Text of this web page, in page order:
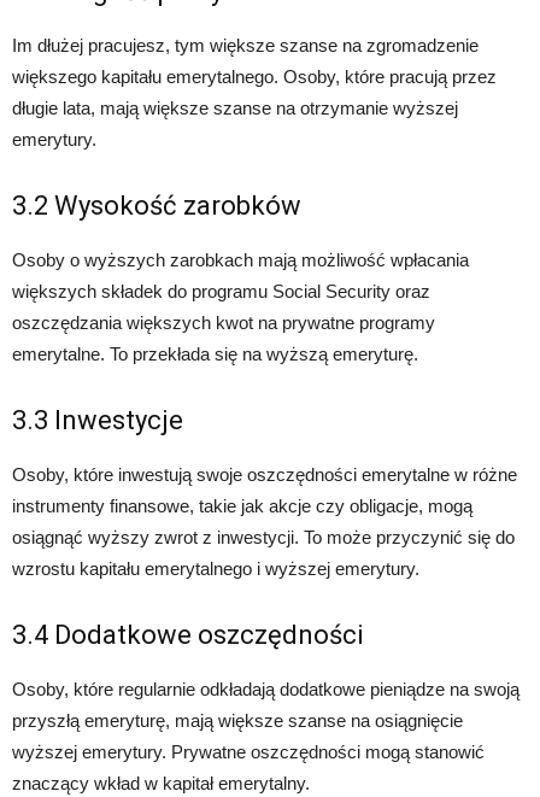
Im dłużej pracujesz, tym większe szanse na zgromadzenie
większego kapitału emerytalnego. Osoby, które pracują przez
długie lata, mają większe szanse na otrzymanie wyższej
emerytury.
3.2 Wysokość zarobków
Osoby o wyższych zarobkach mają możliwość wpłacania
większych składek do programu Social Security oraz
oszczędzania większych kwot na prywatne programy
emerytalne. To przekłada się na wyższą emeryturę.
3.3 Inwestycje
Osoby, które inwestują swoje oszczędności emerytalne w różne
instrumenty finansowe, takie jak akcje czy obligacje, mogą
osiągnąć wyższy zwrot z inwestycji. To może przyczynić się do
wzrostu kapitału emerytalnego i wyższej emerytury.
3.4 Dodatkowe oszczędności
Osoby, które regularnie odkładają dodatkowe pieniądze na swoją
przyszłą emeryturę, mają większe szanse na osiągnięcie
wyższej emerytury. Prywatne oszczędności mogą stanowić
znaczący wkład w kapitał emerytalny.